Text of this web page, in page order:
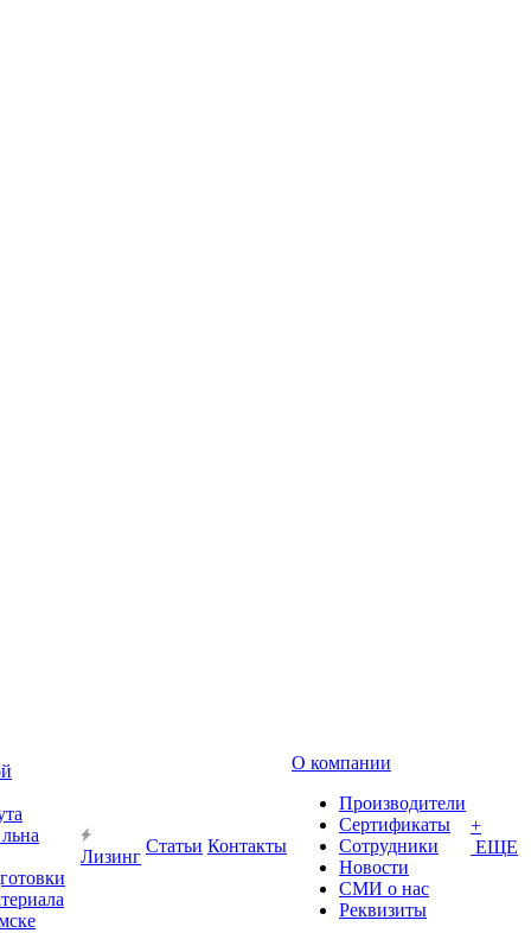
Лизинг
Статьи Контакты
О компании
Производители
Сертификаты
Сотрудники
Новости
СМИ о нас
Реквизиты
+
ЕЩЕ